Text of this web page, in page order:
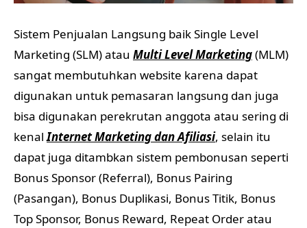
Sistem Penjualan Langsung baik Single Level
Marketing (SLM) atau Multi Level Marketing(MLM)
sangat membutuhkan website karena dapat
digunakan untuk pemasaran langsung dan juga
bisa digunakan perekrutan anggota atau sering di
kenalInternet Marketing dan Afiliasi, selain itu
dapat juga ditambkan sistem pembonusan seperti
Bonus Sponsor (Referral), Bonus Pairing
(Pasangan), Bonus Duplikasi, Bonus Titik, Bonus
Top Sponsor, Bonus Reward, Repeat Order atau